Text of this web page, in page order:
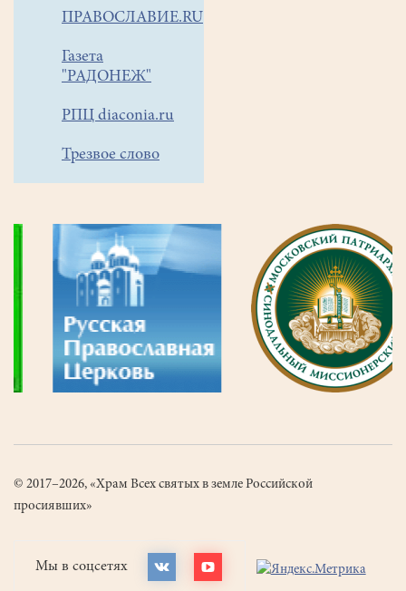
ПРАВОСЛАВИЕ.RU
Газета
"РАДОНЕЖ"
РПЦ diaconia.ru
Трезвое слово
© 2017–2026, «Храм Всех святых в земле Российской
просиявших»
Мы в соцсетях